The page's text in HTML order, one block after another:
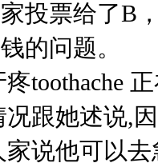
投票给了B
的问题。
正
况跟她述说,
说他可以